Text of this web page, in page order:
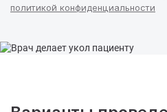
политикой конфиденциальности